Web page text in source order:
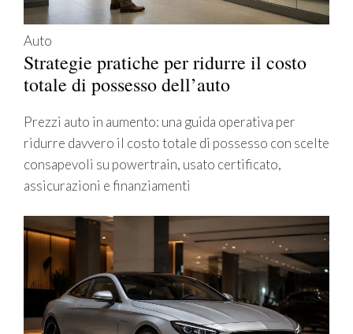
Auto
Strategie pratiche per ridurre il costo
totale di possesso dell’auto
Prezzi auto in aumento: una guida operativa per
ridurre davvero il costo totale di possesso con scelte
consapevoli su powertrain, usato certificato,
assicurazioni e finanziamenti